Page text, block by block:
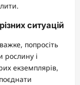
ситуацій
попросіть
і
екземплярів,